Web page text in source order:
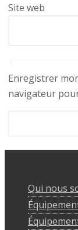
Site web
Enregistrer
navigateur
Qui nous